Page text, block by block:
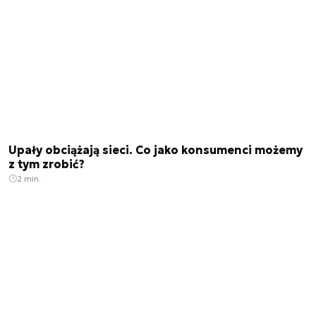
Upały obciążają sieci. Co jako konsumenci możemy
z tym zrobić?
2 min.